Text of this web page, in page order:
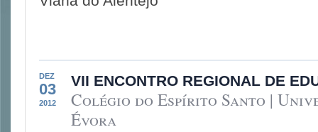
DEZ
03
2012
VII ENCONTRO REGIONAL DE
Colégio do Espírito Santo |
Évora